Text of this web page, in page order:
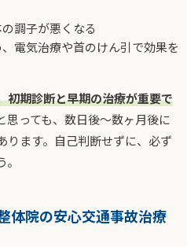
調子が悪くなる
電気治療や首のけん引で効果を
初期診断と早期の治療が重要で
っても、数日後～数ヶ月後に
ります。自己判断せずに、必ず
体院の安心交通事故治療